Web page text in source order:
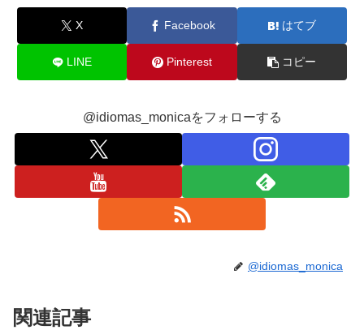
X Facebook はてブ
LINE Pinterest コピー
@idiomas_monicaをフォローする
@idiomas_monica
関連記事